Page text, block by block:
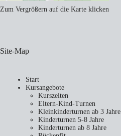
Zum Vergrößern auf die Karte klicken
Site-Map
Start
Kursangebote
Kurszeiten
Eltern-Kind-Turnen
Kleinkinderturnen ab 3 Jahre
Kinderturnen 5-8 Jahre
Kinderturnen ab 8 Jahre